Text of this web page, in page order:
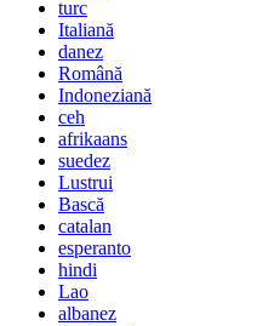
turc
Italiană
danez
Română
Indoneziană
ceh
afrikaans
suedez
Lustrui
Bască
catalan
esperanto
hindi
Lao
albanez